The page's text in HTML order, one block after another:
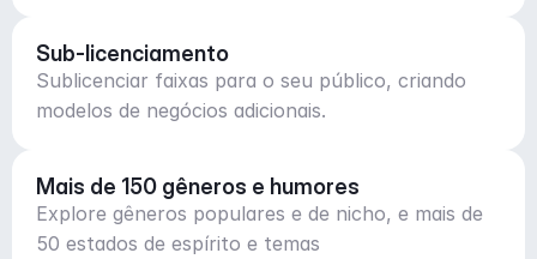
Sub-licenciamento
Sublicenciar faixas para o seu público, criando
modelos de negócios adicionais.
Mais de 150 gêneros e humores
Explore gêneros populares e de nicho, e mais de
50 estados de espírito e temas